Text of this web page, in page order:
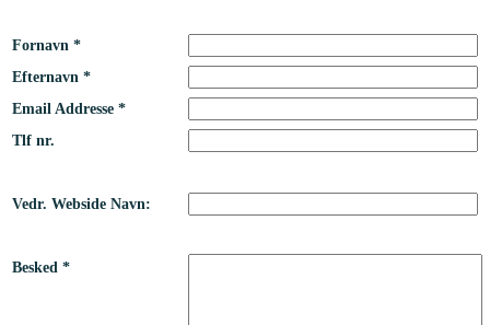
Fornavn *
Efternavn *
Email Addresse *
Tlf nr.
Vedr. Webside Navn:
Besked *